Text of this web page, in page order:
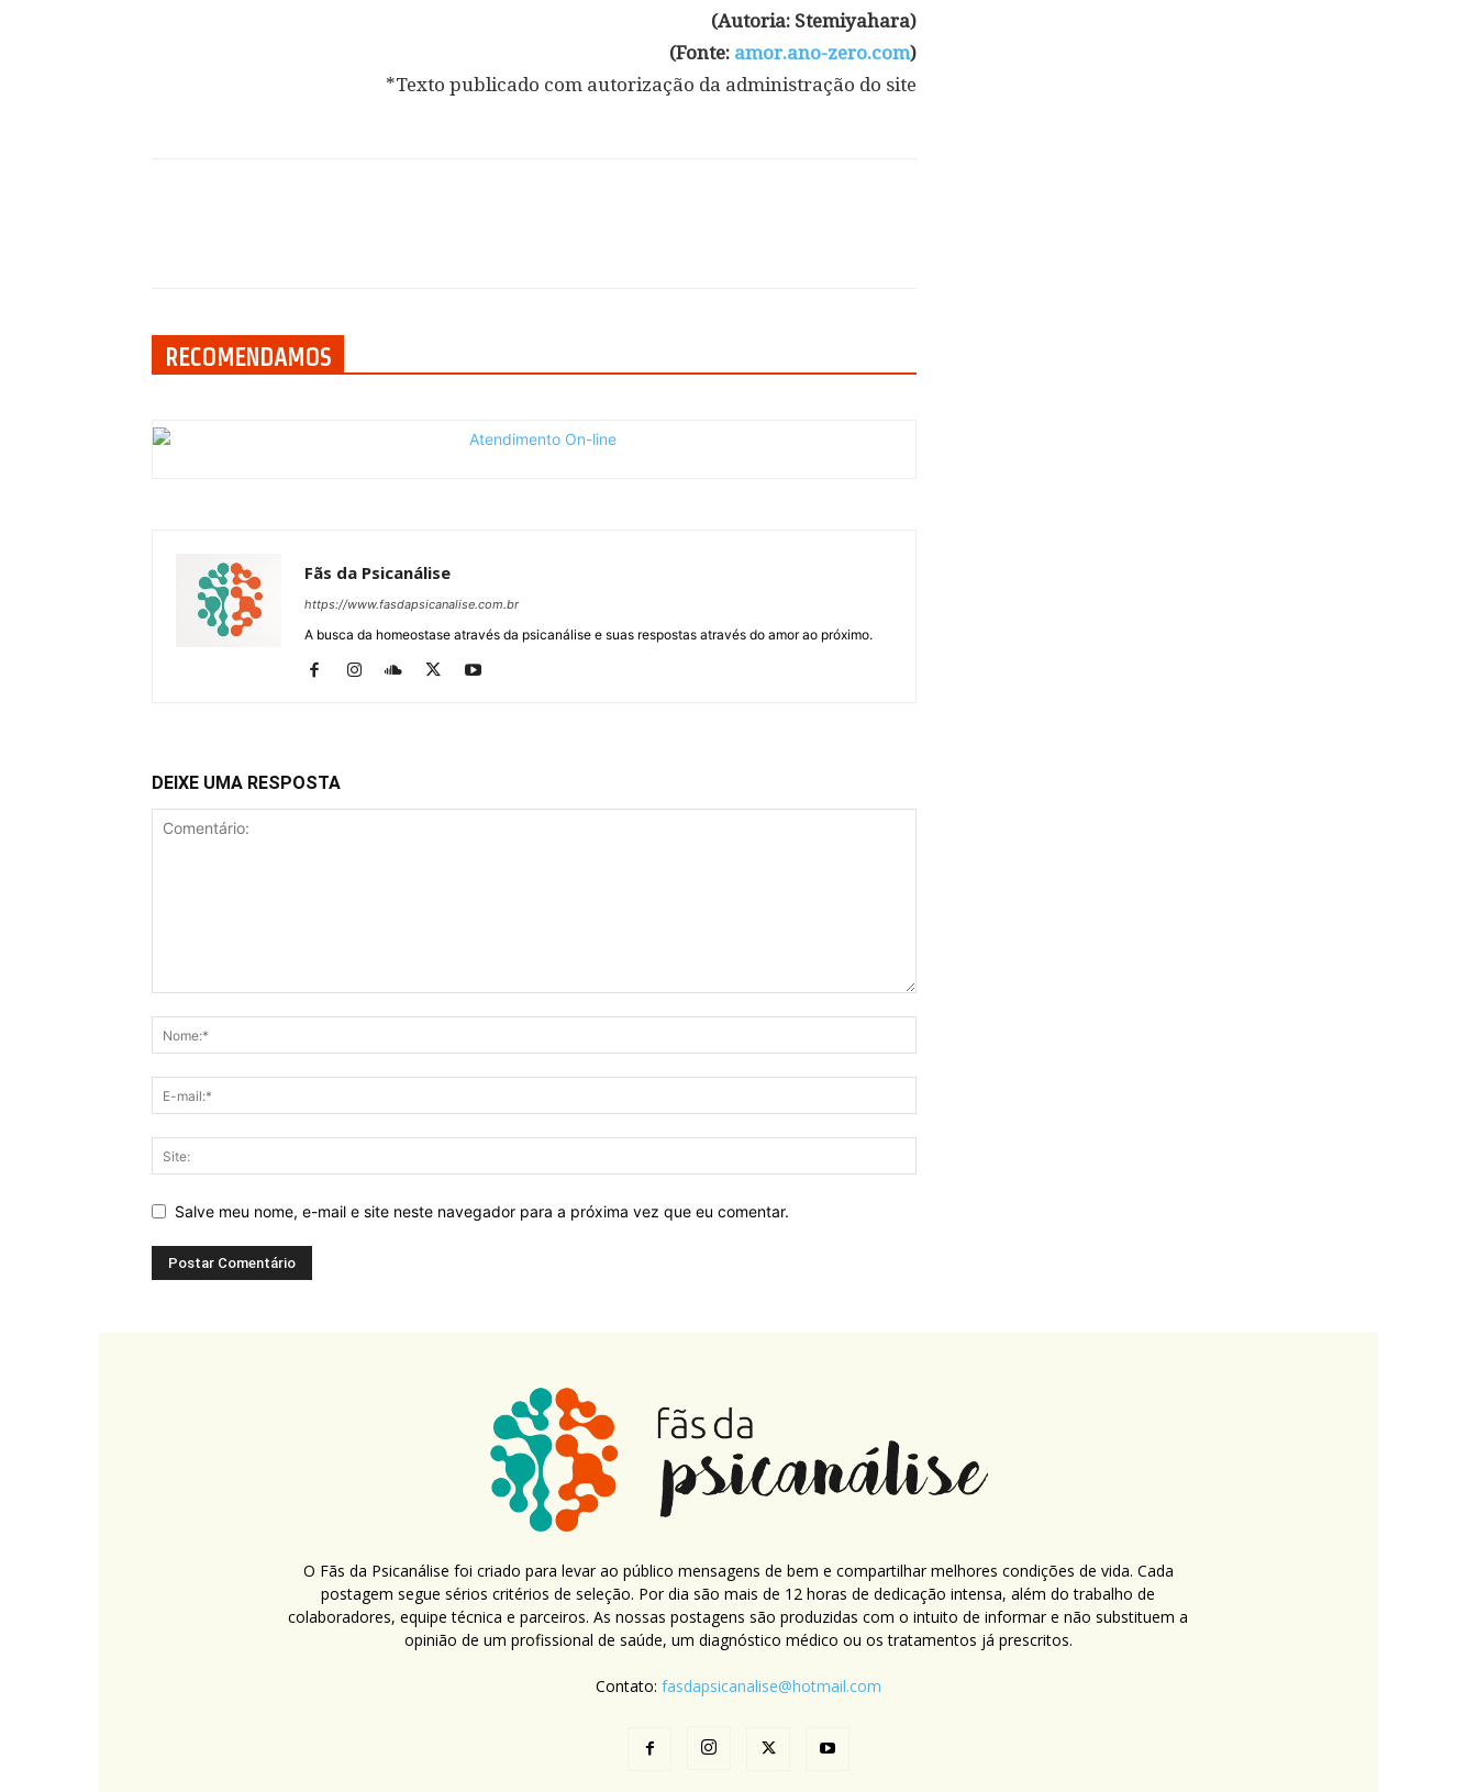
(Autoria: Stemiyahara)
(Fonte: amor.ano-zero.com)
*Texto publicado com autorização da administração do site
RECOMENDAMOS
Fãs da Psicanálise
https://www.fasdapsicanalise.com.br
A busca da homeostase através da psicanálise e suas respostas através do amor ao próximo.
DEIXE UMA RESPOSTA
Salve meu nome, e-mail e site neste navegador para a próxima vez que eu comentar.
O Fãs da Psicanálise foi criado para levar ao público mensagens de bem e compartilhar melhores condições de vida. Cada
postagem segue sérios critérios de seleção. Por dia são mais de 12 horas de dedicação intensa, além do trabalho de
colaboradores, equipe técnica e parceiros. As nossas postagens são produzidas com o intuito de informar e não substituem a
opinião de um profissional de saúde, um diagnóstico médico ou os tratamentos já prescritos.
Contato: fasdapsicanalise@hotmail.com